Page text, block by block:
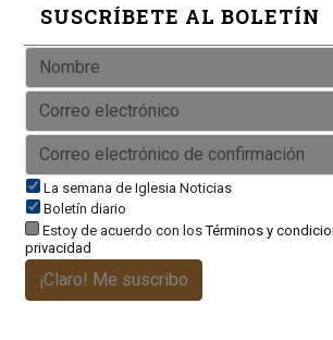
SUSCRÍBETE AL BOLETÍN
La semana de Iglesia Noticias
Boletín diario
Estoy de acuerdo con losTérminos y
privacidad
¡Claro! Me suscribo